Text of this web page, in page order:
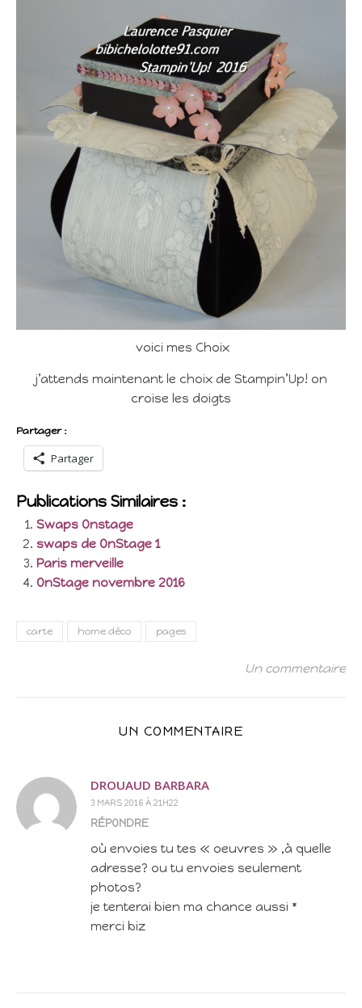
voici mes Choix
j’attends maintenant le choix de Stampin’Up! on
croise les doigts
Partager :
Partager
Publications Similaires :
Swaps Onstage
swaps de OnStage 1
Paris merveille
OnStage novembre 2016
carte home déco pages
Un commentaire
UN COMMENTAIRE
DROUAUD BARBARA
3 MARS 2016 À 21H22
RÉPONDRE
où envoies tu tes « oeuvres » ,à quelle
adresse? ou tu envoies seulement
photos?
je tenterai bien ma chance aussi *
merci biz